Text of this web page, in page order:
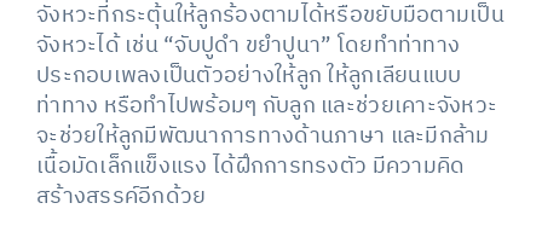
จังหวะที่กระตุ้นให้ลูกร้องตามได้หรือขยับมือตามเป็น
จังหวะได้ เช่น “จับปูดำ ขยำปูนา” โดยทำท่าทาง
ประกอบเพลงเป็นตัวอย่างให้ลูก ให้ลูกเลียนแบบ
ท่าทาง หรือทำไปพร้อมๆ กับลูก และช่วยเคาะจังหวะ
จะช่วยให้ลูกมีพัฒนาการทางด้านภาษา และมีกล้าม
เนื้อมัดเล็กแข็งแรง ได้ฝึกการทรงตัว มีความคิด
สร้างสรรค์อีกด้วย